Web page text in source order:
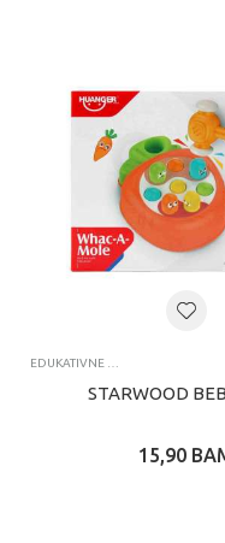
EDUKATIVNE IGRAČKE ZA BEBE
STARWOOD
15,90